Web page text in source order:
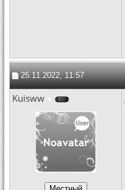
25.11.2022, 11:57
Kuisww